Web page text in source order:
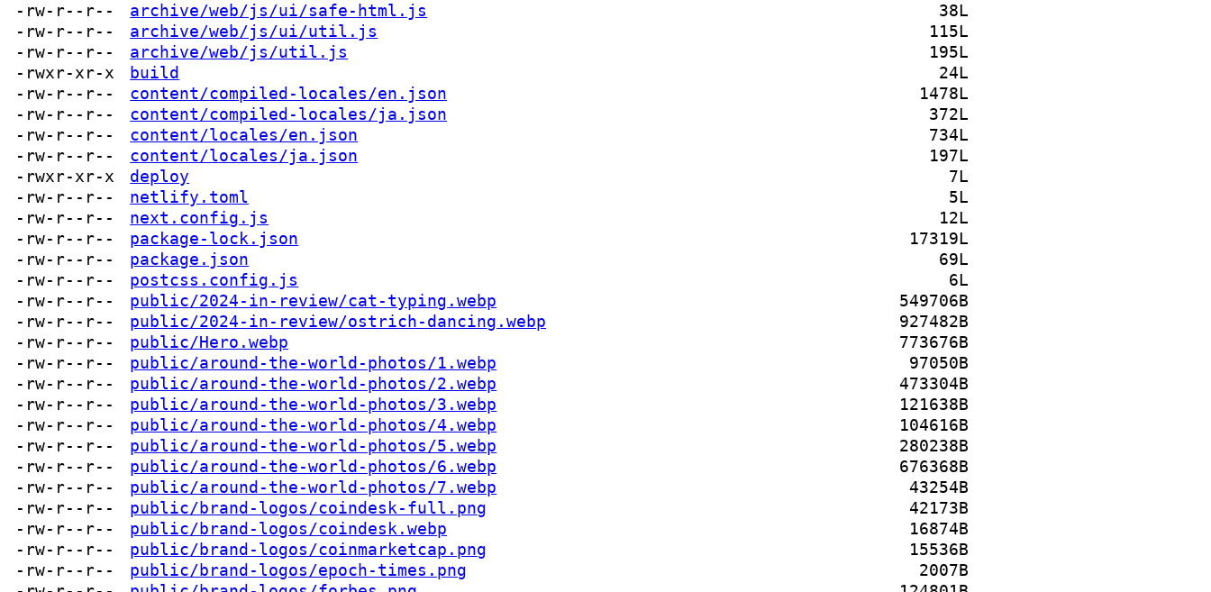
-rw-r--r--
archive/web/js/ui/safe-html.js
38L
-rw-r--r--
archive/web/js/ui/util.js
115L
-rw-r--r--
archive/web/js/util.js
195L
-rwxr-xr-x
build
24L
-rw-r--r--
content/compiled-locales/en.json
1478L
-rw-r--r--
content/compiled-locales/ja.json
372L
-rw-r--r--
content/locales/en.json
734L
-rw-r--r--
content/locales/ja.json
197L
-rwxr-xr-x
deploy
7L
-rw-r--r--
netlify.toml
5L
-rw-r--r--
next.config.js
12L
-rw-r--r--
package-lock.json
17319L
-rw-r--r--
package.json
69L
-rw-r--r--
postcss.config.js
6L
-rw-r--r--
public/2024-in-review/cat-typing.webp
549706B
-rw-r--r--
public/2024-in-review/ostrich-dancing.webp
927482B
-rw-r--r--
public/Hero.webp
773676B
-rw-r--r--
public/around-the-world-photos/1.webp
97050B
-rw-r--r--
public/around-the-world-photos/2.webp
473304B
-rw-r--r--
public/around-the-world-photos/3.webp
121638B
-rw-r--r--
public/around-the-world-photos/4.webp
104616B
-rw-r--r--
public/around-the-world-photos/5.webp
280238B
-rw-r--r--
public/around-the-world-photos/6.webp
676368B
-rw-r--r--
public/around-the-world-photos/7.webp
43254B
-rw-r--r--
public/brand-logos/coindesk-full.png
42173B
-rw-r--r--
public/brand-logos/coindesk.webp
16874B
-rw-r--r--
public/brand-logos/coinmarketcap.png
15536B
-rw-r--r--
public/brand-logos/epoch-times.png
2007B